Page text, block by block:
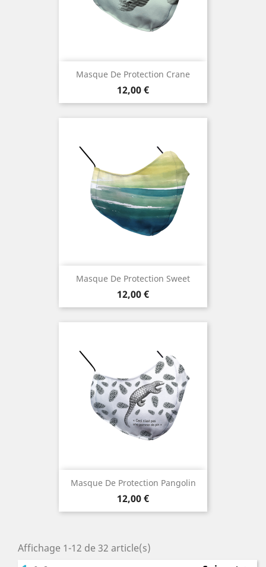
Masque De Protection Crane
Prix
12,00 €
Masque De Protection Sweet
Prix
12,00 €
Masque De Protection Pangolin
Prix
12,00 €
Affichage 1-12 de 32 article(s)